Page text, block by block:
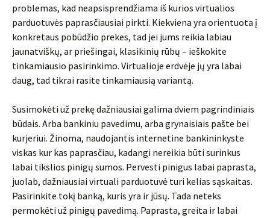
problemas, kad neapsisprendžiama iš kurios virtualios
parduotuvės paprasčiausiai pirkti. Kiekviena yra orientuota į
konkretaus pobūdžio prekes, tad jei jums reikia labiau
jaunatviškų, ar priešingai, klasikinių rūbų – ieškokite
tinkamiausio pasirinkimo. Virtualioje erdvėje jų yra labai
daug, tad tikrai rasite tinkamiausią variantą.
Susimokėti už prekę dažniausiai galima dviem pagrindiniais
būdais. Arba bankiniu pavedimu, arba grynaisiais pašte bei
kurjeriui. Žinoma, naudojantis internetine bankininkyste
viskas kur kas paprasčiau, kadangi nereikia būti surinkus
labai tikslios pinigų sumos. Pervesti pinigus labai paprasta,
juolab, dažniausiai virtuali parduotuvė turi kelias sąskaitas.
Pasirinkite tokį banką, kuris yra ir jūsų. Tada neteks
permokėti už pinigų pavedimą. Paprasta, greita ir labai